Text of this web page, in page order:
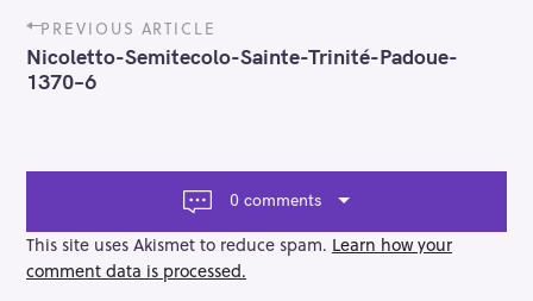
P
o
s
t
v
a
t
i
PREVIOUS ARTICLE
Nicoletto-Semitecolo-Sainte-Trinité-Padoue-
1370–6
0 comments
This site uses Akismet to reduce spam. Learn how your
comment data is processed.